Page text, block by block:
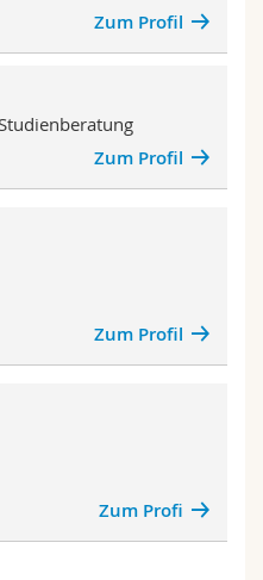
Zum Profil
Zum Profil
Zum Profil
Zum Profi